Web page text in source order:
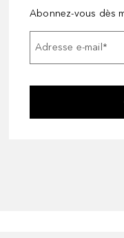
Abonnez-vous dès
Adresse e-mail*